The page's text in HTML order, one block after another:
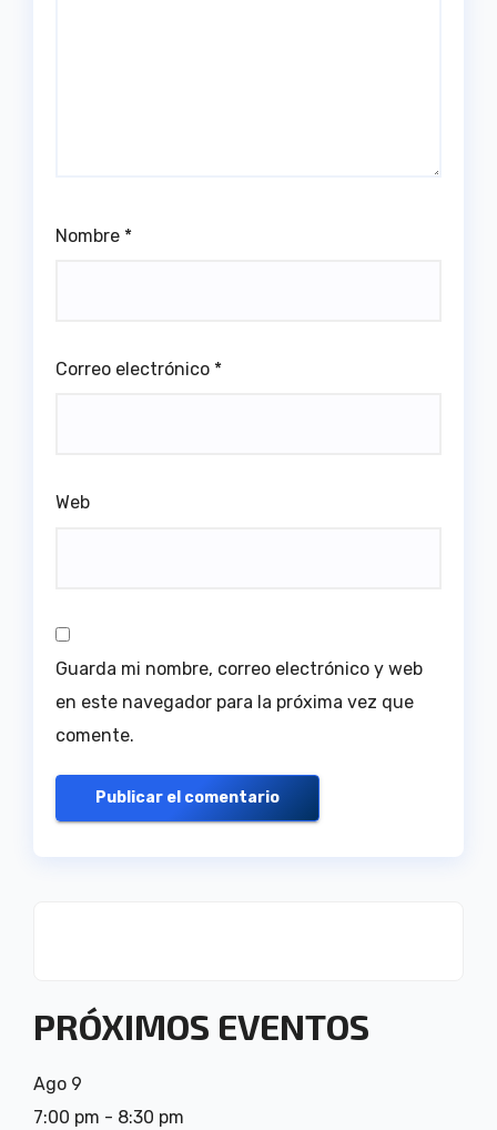
Nombre *
Correo electrónico *
Web
Guarda mi nombre, correo electrónico y web
en este navegador para la próxima vez que
comente.
PRÓXIMOS EVENTOS
Ago 9
7:00 pm - 8:30 pm